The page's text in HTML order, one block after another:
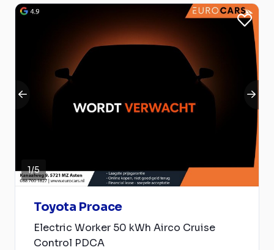
1/5
Toyota Proace
Electric Worker 50 kWh Airco Cruise
Control PDCA